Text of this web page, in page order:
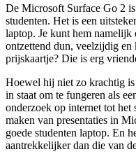
De Microsoft Surface Go 2
studenten. Het is een
laptop. Je kunt hem
ontzettend dun, veelzijdig en
prijskaartje? Die is erg
Hoewel hij niet zo krachtig is
in staat om te fungeren als
onderzoek op internet tot
maken van presentaties in
goede studenten laptop. En
aantrekkelijker dan die van